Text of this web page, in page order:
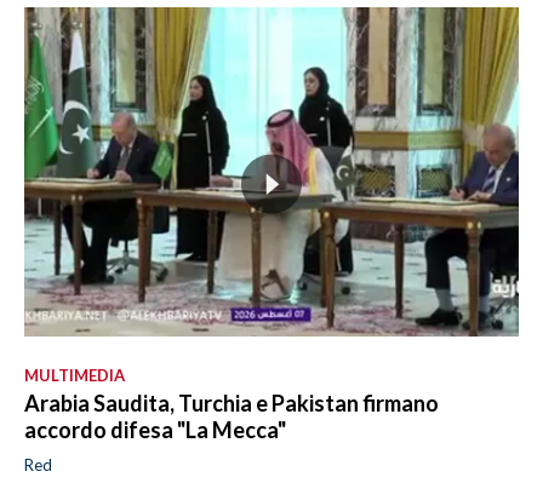
MULTIMEDIA
Arabia Saudita, Turchia e Pakistan firmano
accordo difesa "La Mecca"
Red